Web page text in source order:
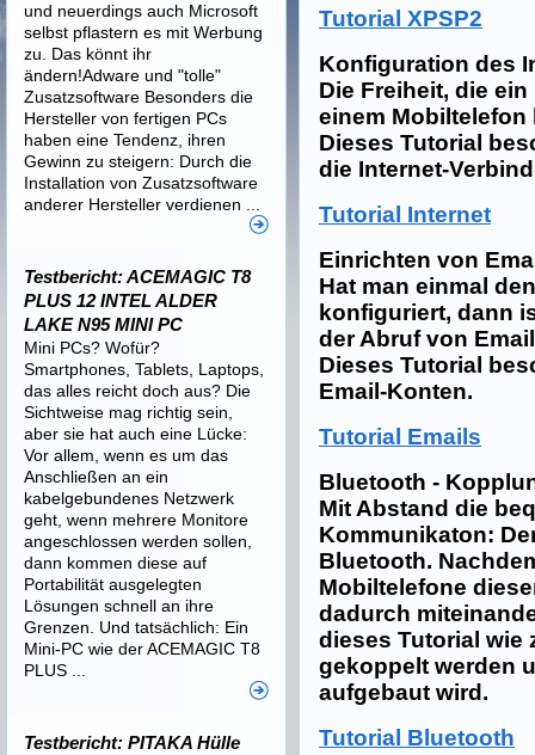
Tutorial XPSP2
Konfiguration des
Die Freiheit, die
einem
Dieses Tutorial
die Internet-
Tutorial Internet
Einrichten von
Hat man einmal
konfiguriert, dann
der Abruf von
Dieses Tutorial
Email-Konten.
Tutorial Emails
Bluetooth -
Mit Abstand die
Kommunikaton:
Bluetooth.
Mobiltelefone
dadurch
dieses Tutorial wie
gekoppelt werden
aufgebaut wird.
Tutorial Bluetooth
und neuerdings auch Microsoft
selbst pflastern es mit Werbung
zu. Das könnt ihr
ändern!Adware und "tolle"
Zusatzsoftware Besonders die
Hersteller von fertigen PCs
haben eine Tendenz, ihren
Gewinn zu steigern: Durch die
Installation von Zusatzsoftware
anderer Hersteller verdienen ...
Testbericht: ACEMAGIC T8
PLUS 12 INTEL ALDER
LAKE N95 MINI PC
Mini PCs? Wofür?
Smartphones, Tablets, Laptops,
das alles reicht doch aus? Die
Sichtweise mag richtig sein,
aber sie hat auch eine Lücke:
Vor allem, wenn es um das
Anschließen an ein
kabelgebundenes Netzwerk
geht, wenn mehrere Monitore
angeschlossen werden sollen,
dann kommen diese auf
Portabilität ausgelegten
Lösungen schnell an ihre
Grenzen. Und tatsächlich: Ein
Mini-PC wie der ACEMAGIC T8
PLUS ...
Testbericht: PITAKA Hülle